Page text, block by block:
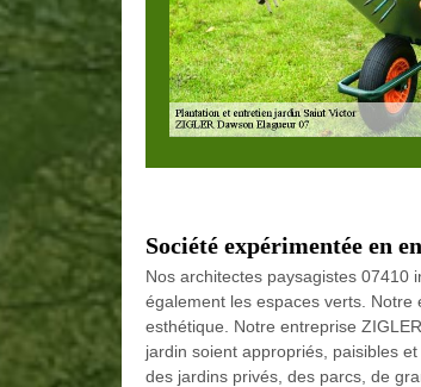
Société expérimentée en
Nos architectes paysagistes 07410
également les espaces verts.
esthétique. Notre entreprise
jardin soient appropriés, paisibles
des jardins privés, des parcs, de